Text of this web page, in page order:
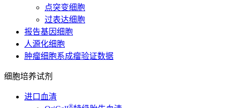
点突变细胞
过表达细胞
报告基因细胞
人源化细胞
肿瘤细胞系成瘤验证数据
细胞培养试剂
进口血清
®